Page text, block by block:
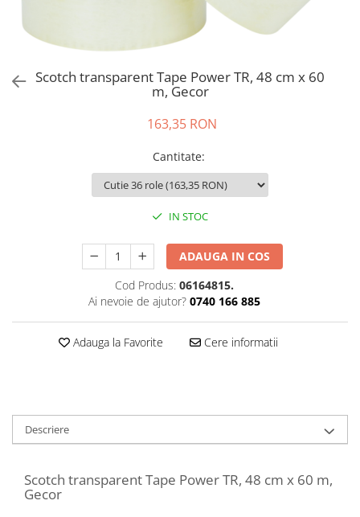
Scotch transparent Tape Power TR, 48 cm x 60
m, Gecor
163,35 RON
Cantitate:
IN STOC
ADAUGA IN COS
Cod Produs: 06164815.
Ai nevoie de ajutor? 0740 166 885
Adauga la Favorite Cere informatii
Descriere
Scotch transparent Tape Power TR, 48 cm x 60 m,
Gecor